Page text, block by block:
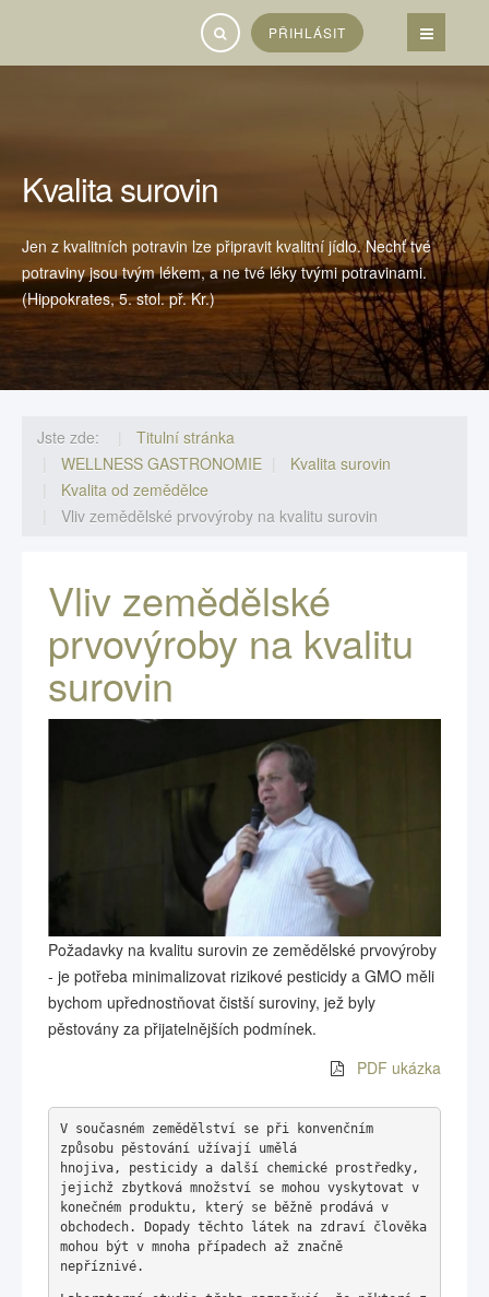
PŘIHLÁSIT
Kvalita surovin
Jen z kvalitních potravin lze připravit kvalitní jídlo. Nechť tvé
potraviny jsou tvým lékem, a ne tvé léky tvými potravinami.
(Hippokrates, 5. stol. př. Kr.)
Jste zde:
Titulní stránka
WELLNESS GASTRONOMIE
Kvalita surovin
Kvalita od zemědělce
Vliv zemědělské prvovýroby na kvalitu surovin
Vliv zemědělské
prvovýroby na kvalitu
surovin
Požadavky na kvalitu surovin ze zemědělské prvovýroby
- je potřeba minimalizovat rizikové pesticidy a GMO měli
bychom upřednostňovat čistší suroviny, jež byly
pěstovány za přijatelnějších podmínek.
PDF ukázka
V současném zemědělství se při konvenčním
způsobu pěstování užívají umělá
hnojiva, pesticidy a další chemické prostředky,
jejichž zbytková množství se mohou vyskytovat v
konečném produktu, který se běžně prodává v
obchodech. Dopady těchto látek na zdraví člověka
mohou být v mnoha případech až značně
nepříznivé.